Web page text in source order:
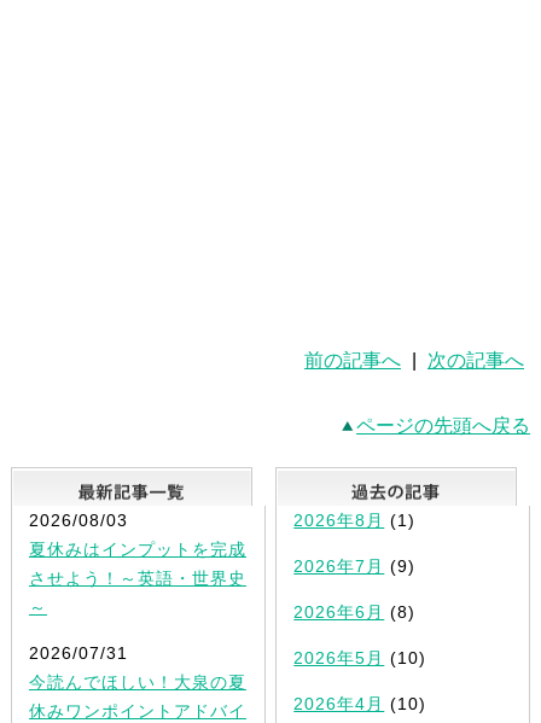
前の記事へ 次の記事へ
ページの先頭へ戻る
最新記事一覧
2026/08/03
夏休みはインプットを完成
させよう！～英語・世界史
～
2026/07/31
今読んでほしい！大泉の夏
休みワンポイントアドバイ
2026年8月 (1)
2026年7月 (9)
2026年6月 (8)
2026年5月 (10)
2026年4月 (10)